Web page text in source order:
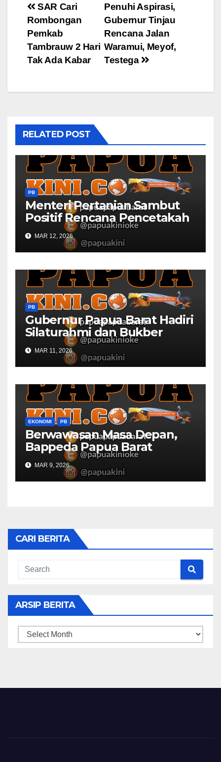
Post
navigation
Penuhi Aspirasi,
Gubernur Tinjau
Rencana Jalan
Waramui, Meyof,
Testega
SAR Cari
Rombongan
Pemkab
Tambrauw 2 Hari
Tak Ada Kabar
RELATED POST
PB
Menteri Pertanian Sambut
Positif Rencana Pencetakah
Sawah dan Ladang di Papua
Barat
MAR 12, 2026
PB
Gubernur Papua Barat Hadiri
Silaturahmi dan Bukber
Bersama DPR RI dan
Mendagri di IPDN
MAR 11, 2026
EKONOMI PB
Berwawasan Masa Depan,
Bappeda Papua Barat
Konsultasi Publik RKPD 2027
MAR 9, 2026
CARI BERITA
ARSIP BERITA
ARSIP